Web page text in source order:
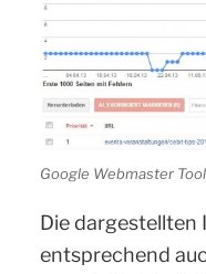
Google Webmaster
Die dargestellten
entsprechend